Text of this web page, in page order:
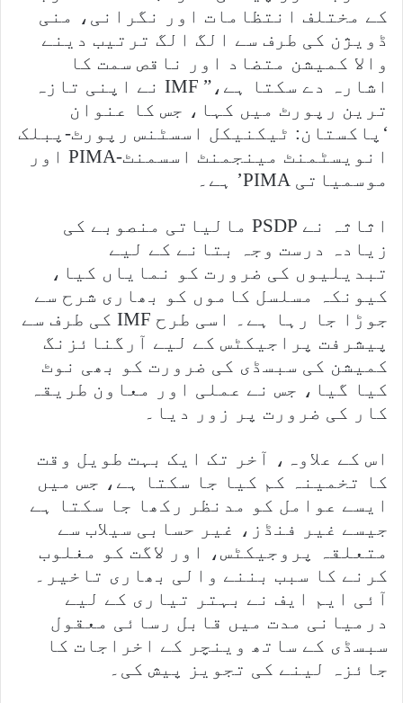
کے مختلف انتظامات اور نگرانی، منی
ڈویژن کی طرف سے الگ الگ ترتیب دینے
والا کمیشن متضاد اور ناقص سمت کا
اشارہ دے سکتا ہے،” IMF نے اپنی تازہ
ترین رپورٹ میں کہا، جس کا عنوان
‘پاکستان: ٹیکنیکل اسسٹنس رپورٹ-پبلک
انویسٹمنٹ مینجمنٹ اسسمنٹ-PIMA اور
موسمیاتی PIMA’ ہے۔
اثاثہ نے PSDP مالیاتی منصوبے کی
زیادہ درست وجہ بتانے کے لیے
تبدیلیوں کی ضرورت کو نمایاں کیا،
کیونکہ مسلسل کاموں کو بھاری شرح سے
جوڑا جا رہا ہے۔ اسی طرح IMF کی طرف سے
پیشرفت پراجیکٹس کے لیے آرگنائزنگ
کمیشن کی سبسڈی کی ضرورت کو بھی نوٹ
کیا گیا، جس نے عملی اور معاون طریقہ
کار کی ضرورت پر زور دیا۔
اس کے علاوہ، آخر تک ایک بہت طویل وقت
کا تخمینہ کم کیا جا سکتا ہے، جس میں
ایسے عوامل کو مدنظر رکھا جا سکتا ہے
جیسے غیر فنڈز، غیر حسابی سیلاب سے
متعلقہ پروجیکٹس، اور لاگت کو مغلوب
کرنے کا سبب بننے والی بھاری تاخیر۔
آئی ایم ایف نے بہتر تیاری کے لیے
درمیانی مدت میں قابل رسائی معقول
سبسڈی کے ساتھ وینچر کے اخراجات کا
جائزہ لینے کی تجویز پیش کی۔